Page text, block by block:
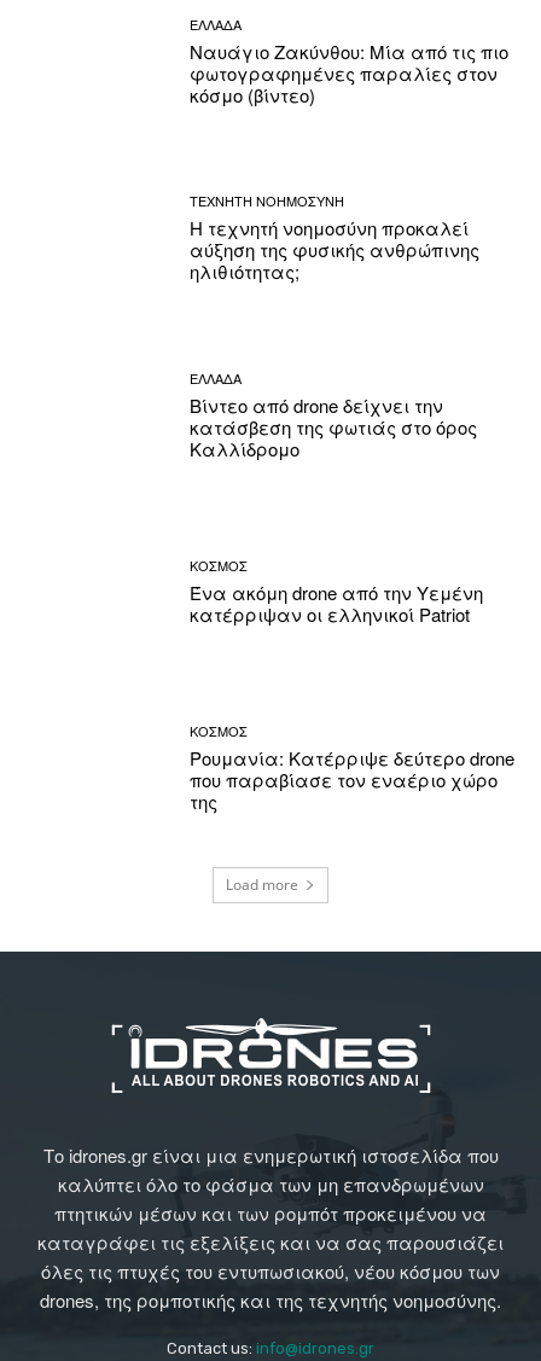
ΕΛΛΑΔΑ
Ναυάγιο Ζακύνθου: Μία από τις πιο
φωτογραφημένες παραλίες στον
κόσμο (βίντεο)
ΤΕΧΝΗΤΗ ΝΟΗΜΟΣΥΝΗ
Η τεχνητή νοημοσύνη προκαλεί
αύξηση της φυσικής ανθρώπινης
ηλιθιότητας;
ΕΛΛΑΔΑ
Βίντεο από drone δείχνει την
κατάσβεση της φωτιάς στο όρος
Καλλίδρομο
ΚΟΣΜΟΣ
Ένα ακόμη drone από την Υεμένη
κατέρριψαν οι ελληνικοί Patriot
ΚΟΣΜΟΣ
Ρουμανία: Κατέρριψε δεύτερο drone
που παραβίασε τον εναέριο χώρο
της
Load more
Το idrones.gr είναι μια ενημερωτική ιστοσελίδα που
καλύπτει όλο το φάσμα των μη επανδρωμένων
πτητικών μέσων και των ρομπότ προκειμένου να
καταγράφει τις εξελίξεις και να σας παρουσιάζει
όλες τις πτυχές του εντυπωσιακού, νέου κόσμου των
drones, της ρομποτικής και της τεχνητής νοημοσύνης.
Contact us: info@idrones.gr